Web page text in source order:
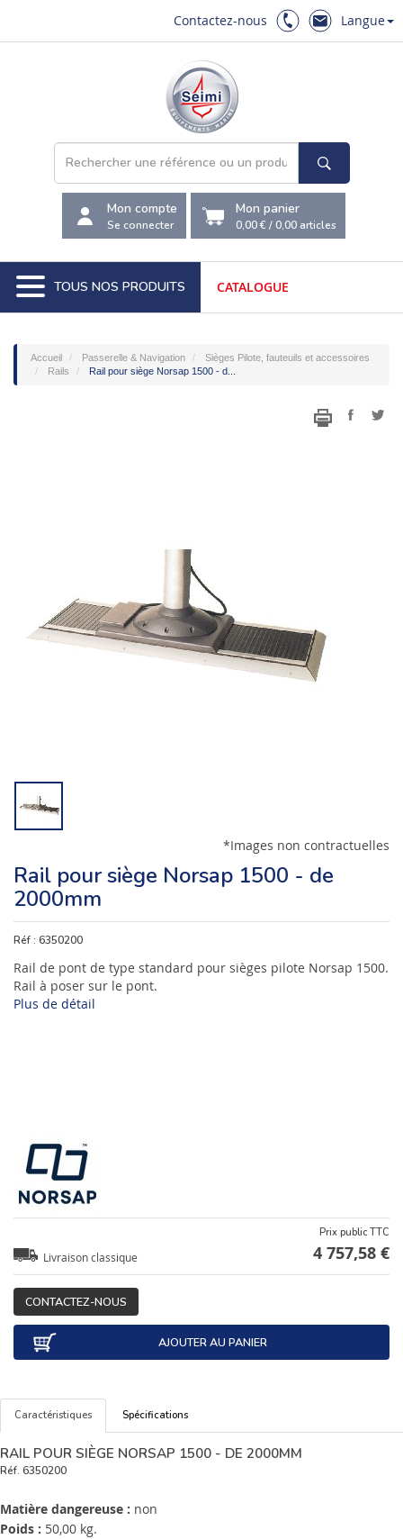
Contactez-nous Langue
Mon compte
Se connecter
Mon panier
0,00 €/0,00 articles
TOUS NOS PRODUITS CATALOGUE
Accueil Passerelle & Navigation
Sièges Pilote, fauteuils et accessoires
Rails
Rail pour siège Norsap 1500 - d...
*Images non contractuelles
Rail pour siège Norsap 1500 - de
2000mm
Réf : 6350200
Rail de pont de type standard pour sièges pilote Norsap 1500.
Rail à poser sur le pont.
Plus de détail
Livraison classique
Prix public TTC
4 757,58 €
CONTACTEZ-NOUS
AJOUTER AU PANIER
Caractéristiques Spécifications
RAIL POUR SIÈGE NORSAP 1500 - DE 2000MM
Réf. 6350200
Matière dangereuse : non
Poids : 50,00 kg.